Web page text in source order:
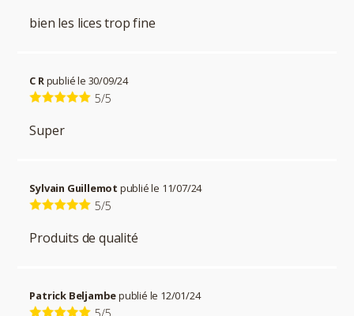
bien les lices trop fine
C Rpublié le 30/09/24
5/5
Super
Sylvain Guillemot publié le 11/07/24
5/5
Produits de qualité
Patrick Beljambepublié le 12/01/24